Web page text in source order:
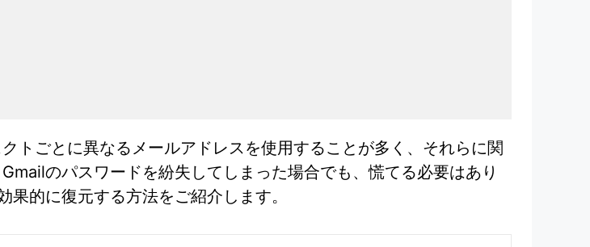
トごとに異なるメールアドレスを使用することが多く、それらに関
のパスワードを紛失してしまった場合でも、慌てる必要はあり
的に復元する方法をご紹介します。